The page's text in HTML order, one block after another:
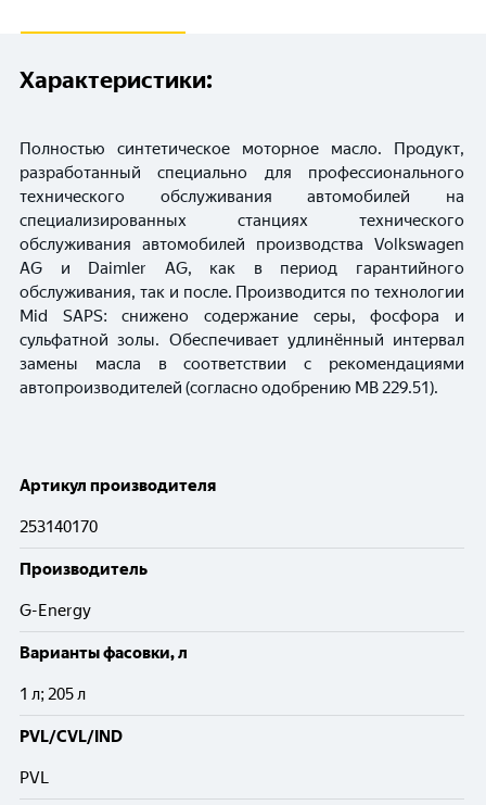
Характеристики:
Полностью синтетическое моторное масло. Продукт,
разработанный специально для профессионального
технического обслуживания автомобилей на
специализированных станциях технического
обслуживания автомобилей производства Volkswagen
AG и Daimler AG, как в период гарантийного
обслуживания, так и после. Производится по технологии
Mid SAPS: снижено содержание серы, фосфора и
сульфатной золы. Обеспечивает удлинённый интервал
замены масла в соответствии с рекомендациями
автопроизводителей (согласно одобрению MB 229.51).
Артикул производителя
253140170
Производитель
G-Energy
Варианты фасовки, л
1 л; 205 л
PVL/CVL/IND
PVL